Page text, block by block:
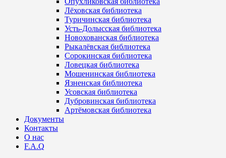
Лёховская библиотека
Туричинская библиотека
Усть-Долысская библиотека
Новохованская библиотека
Рыкалёвская библиотека
Сорокинская библиотека
Ловецкая библиотека
Мошенинская библиотека
Язненская библиотека
Усовская библиотека
Дубровинская библиотека
Артёмовская библиотека
Документы
Контакты
О нас
F.A.Q